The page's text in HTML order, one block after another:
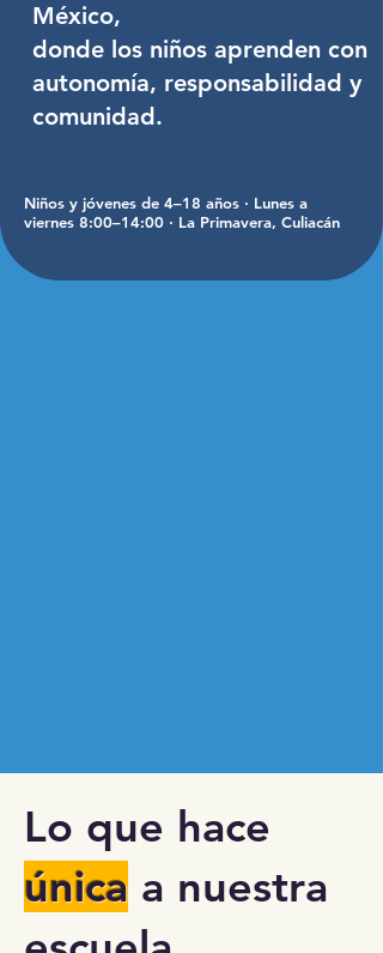
México,
donde los niños aprenden con
autonomía, responsabilidad y
comunidad.
Niños y jóvenes de 4–18 años · Lunes a
viernes 8:00–14:00 · La Primavera, Culiacán
Lo que hace
única a nuestra